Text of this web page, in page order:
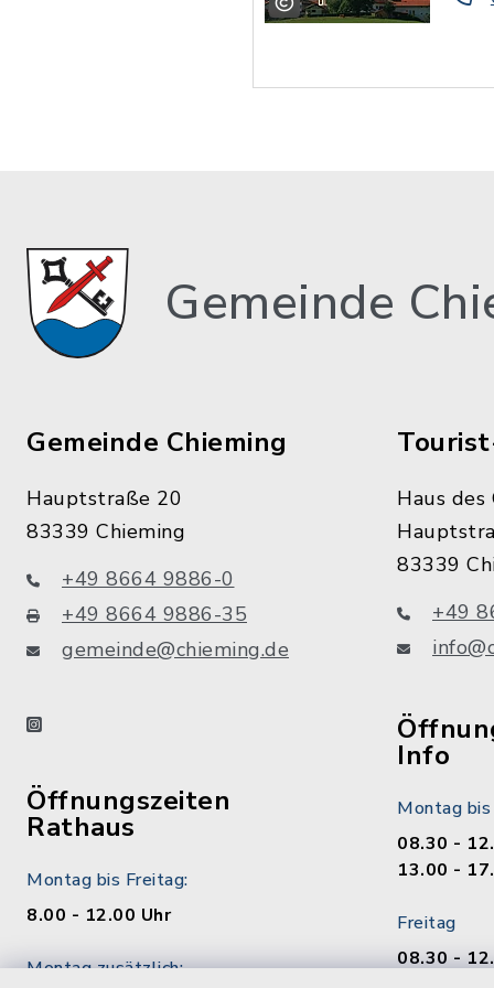
Gemeinde
Gemeinde Chieming
Hauptstraße 20
83339 Chieming
+49 8664 9886-0
+49 8664 9886-35
gemeinde@chieming.de
instagram
Öffnungszeiten
Rathaus
Montag bis Freitag:
8.00 - 12.00 Uhr
Montag zusätzlich:
Haus des
83339
+49
Info
Montag
08.30 -
13.00 -
Freitag
08.30 -